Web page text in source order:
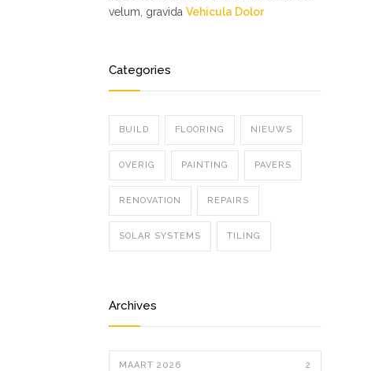
velum, gravida Vehicula Dolor
Categories
BUILD FLOORING NIEUWS
OVERIG PAINTING PAVERS
RENOVATION REPAIRS
SOLAR SYSTEMS TILING
Archives
MAART 2026 2